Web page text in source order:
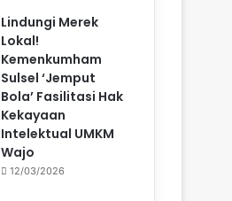
Lindungi Merek
Lokal!
Kemenkumham
Sulsel ‘Jemput
Bola’ Fasilitasi Hak
Kekayaan
Intelektual UMKM
Wajo
12/03/2026